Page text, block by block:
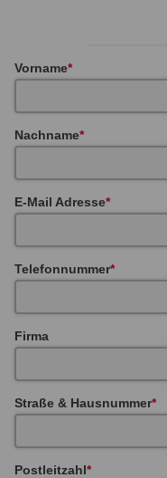
Vorname
Nachname
E-Mail Adresse
Telefonnummer
Firma
Straße & Hausnummer
Postleitzahl